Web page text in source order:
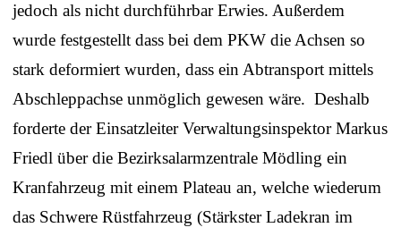
jedoch als nicht durchführbar Erwies. Außerdem
wurde festgestellt dass bei dem PKW die Achsen so
stark deformiert wurden, dass ein Abtransport mittels
Abschleppachse unmöglich gewesen wäre. Deshalb
forderte der Einsatzleiter Verwaltungsinspektor Markus
Friedl über die Bezirksalarmzentrale Mödling ein
Kranfahrzeug mit einem Plateau an, welche wiederum
das Schwere Rüstfahrzeug (Stärkster Ladekran im